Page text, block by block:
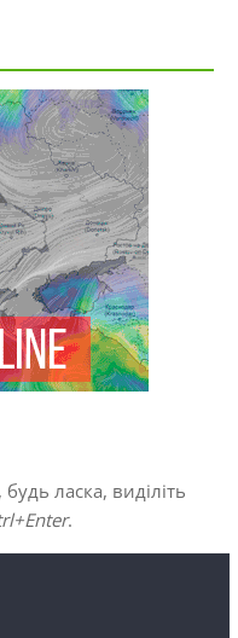
ласка, виділіть
.